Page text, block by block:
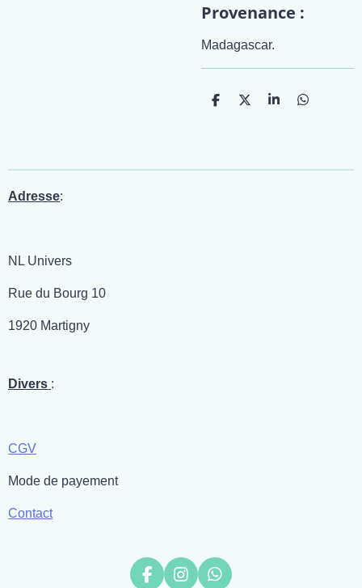
Provenance :
Madagascar.
P
g
P
g
P
g
P
g
Adresse:
NL Univers
Rue du Bourg 10
1920 Martigny
Divers :
CGV
Mode de payement
Contact
F I W